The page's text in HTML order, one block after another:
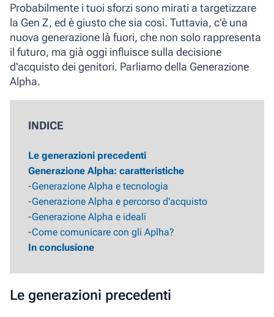
Probabilmente i tuoi sforzi sono mirati a targetizzare
la Gen Z, ed è giusto che sia così. Tuttavia, c'è una
nuova generazione là fuori, che non solo rappresenta
il futuro, ma già oggi influisce sulla decisione
d'acquisto dei genitori. Parliamo della Generazione
Alpha.
INDICE
Le generazioni precedenti
Generazione Alpha: caratteristiche
-Generazione Alpha e tecnologia
-Generazione Alpha e percorso d'acquisto
-Generazione Alpha e ideali
-Come comunicare con gli Aplha?
In conclusione
Le generazioni precedenti